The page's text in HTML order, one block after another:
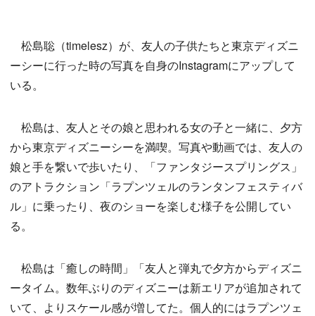
松島聡（timelesz）が、友人の子供たちと東京ディズニ
ーシーに行った時の写真を自身のInstagramにアップして
いる。
松島は、友人とその娘と思われる女の子と一緒に、夕方
から東京ディズニーシーを満喫。写真や動画では、友人の
娘と手を繋いで歩いたり、「ファンタジースプリングス」
のアトラクション「ラプンツェルのランタンフェスティバ
ル」に乗ったり、夜のショーを楽しむ様子を公開してい
る。
松島は「癒しの時間」「友人と弾丸で夕方からディズニ
ータイム。数年ぶりのディズニーは新エリアが追加されて
いて、よりスケール感が増してた。個人的にはラプンツェ